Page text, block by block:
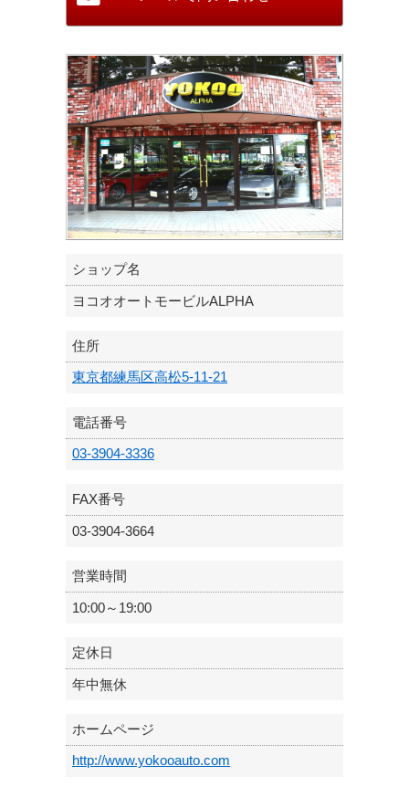
ショップ名
ヨコオオートモービルALPHA
住所
東京都練馬区高松5-11-21
電話番号
03-3904-3336
FAX番号
03-3904-3664
営業時間
10:00～19:00
定休日
年中無休
ホームページ
http://www.yokooauto.com